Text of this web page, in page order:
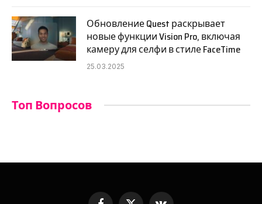
Обновление Quest раскрывает
новые функции Vision Pro, включая
камеру для селфи в стиле FaceTime
25.03.2025
Топ Вопросов